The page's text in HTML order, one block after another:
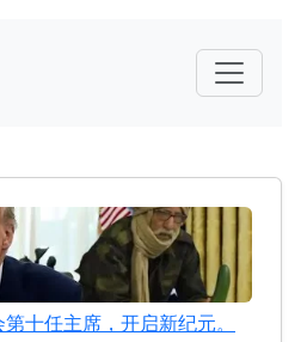
十任主席，开启新纪元。